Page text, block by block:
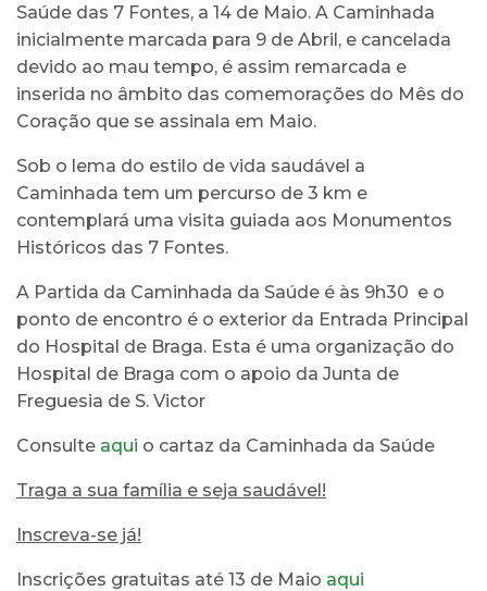
Saúde das 7 Fontes, a 14 de Maio. A Caminhada
inicialmente marcada para 9 de Abril, e cancelada
devido ao mau tempo, é assim remarcada e
inserida no âmbito das comemorações do Mês do
Coração que se assinala em Maio.
Sob o lema do estilo de vida saudável a
Caminhada tem um percurso de 3 km e
contemplará uma visita guiada aos Monumentos
Históricos das 7 Fontes.
A Partida da Caminhada da Saúde é às 9h30 e o
ponto de encontro é o exterior da Entrada Principal
do Hospital de Braga. Esta é uma organização do
Hospital de Braga com o apoio da Junta de
Freguesia de S. Victor
Consulte aqui o cartaz da Caminhada da Saúde
Traga a sua família e seja saudável!
Inscreva-se já!
Inscrições gratuitas até 13 de Maio aqui